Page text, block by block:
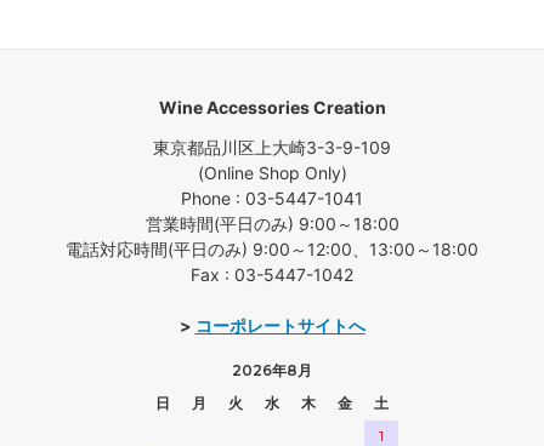
Wine Accessories Creation
東京都品川区上大崎3-3-9-109
(Online Shop Only)
Phone : 03-5447-1041
営業時間(平日のみ) 9:00～18:00
電話対応時間(平日のみ) 9:00～12:00、13:00～18:00
Fax : 03-5447-1042
> コーポレートサイトへ
2026年8月
日
月 火 水 木 金
土
1